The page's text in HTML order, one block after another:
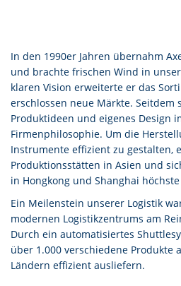
In den 1990er Jahren übernahm
und brachte frischen Wind in
klaren Vision erweiterte er das
erschlossen neue Märkte. Seitdem
Produktideen und eigenes Design
Firmenphilosophie. Um die
Instrumente effizient zu gestalten,
Produktionsstätten in Asien und
in Hongkong und Shanghai
Ein Meilenstein unserer Logistik
modernen Logistikzentrums am
Durch ein automatisiertes
über 1.000 verschiedene Produkte
Ländern effizient ausliefern.